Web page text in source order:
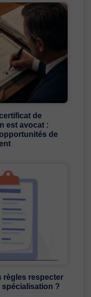
de
est avocat :
de
règles respecter
?